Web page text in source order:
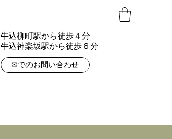
牛込柳町駅から徒歩４分
​牛込神楽坂駅から徒歩６分
✉でのお問い合わせ